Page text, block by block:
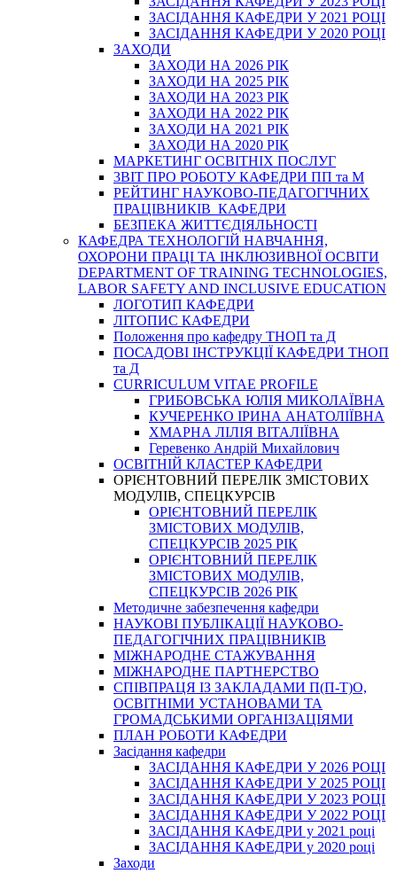
ЗАСІДАННЯ КАФЕДРИ У 2021 РОЦІ
ЗАСІДАННЯ КАФЕДРИ У 2020 РОЦІ
ЗАХОДИ
ЗАХОДИ НА 2026 РІК
ЗАХОДИ НА 2025 РІК
ЗАХОДИ НА 2023 РІК
ЗАХОДИ НА 2022 РІК
ЗАХОДИ НА 2021 РІК
ЗАХОДИ НА 2020 РІК
МАРКЕТИНГ ОСВІТНІХ ПОСЛУГ
3BIT ПРО РОБОТУ КАФЕДРИ ПП та М
РЕЙТИНГ НАУКОВО-ПЕДАГОГІЧНИХ
ПРАЦІВНИКІВ КАФЕДРИ
БЕЗПЕКА ЖИТТЄДІЯЛЬНОСТІ
КАФЕДРА ТЕХНОЛОГІЙ НАВЧАННЯ,
ОХОРОНИ ПРАЦІ ТА ІНКЛЮЗИВНОЇ ОСВІТИ
DEPARTMENT OF TRAINING TECHNOLOGIES,
LABOR SAFETY AND INCLUSIVE EDUCATION
ЛОГОТИП КАФЕДРИ
ЛІТОПИС КАФЕДРИ
Положення про кафедру ТНОП та Д
ПОСАДОВІ ІНСТРУКЦІЇ КАФЕДРИ ТНОП
та Д
CURRICULUM VITAE PROFILE
ГРИБОВСЬКА ЮЛІЯ МИКОЛАЇВНА
КУЧЕРЕНКО ІРИНА АНАТОЛІЇВНА
ХМАРНА ЛІЛІЯ ВІТАЛІЇВНА
Геревенко Андрій Михайлович
ОСВІТНІЙ КЛАСТЕР КАФЕДРИ
ОРІЄНТОВНИЙ ПЕРЕЛІК ЗМІСТОВИХ
МОДУЛІВ, СПЕЦКУРСІВ
ОРІЄНТОВНИЙ ПЕРЕЛІК
ЗМІСТОВИХ МОДУЛІВ,
СПЕЦКУРСІВ 2025 РІК
ОРІЄНТОВНИЙ ПЕРЕЛІК
ЗМІСТОВИХ МОДУЛІВ,
СПЕЦКУРСІВ 2026 РІК
Методичне забезпечення кафедри
НАУКОВІ ПУБЛІКАЦІЇ НАУКОВО-
ПЕДАГОГІЧНИХ ПРАЦІВНИКІВ
МІЖНАРОДНЕ СТАЖУВАННЯ
МІЖНАРОДНЕ ПАРТНЕРСТВО
СПІВПРАЦЯ ІЗ ЗАКЛАДАМИ П(П-Т)О,
ОСВІТНІМИ УСТАНОВАМИ ТА
ГРОМАДСЬКИМИ ОРГАНІЗАЦІЯМИ
ПЛАН РОБОТИ КАФЕДРИ
Засідання кафедри
ЗАСІДАННЯ КАФЕДРИ У 2026 РОЦІ
ЗАСІДАННЯ КАФЕДРИ У 2025 РОЦІ
ЗАСІДАННЯ КАФЕДРИ У 2023 РОЦІ
ЗАСІДАННЯ КАФЕДРИ У 2022 РОЦІ
ЗАСІДАННЯ КАФЕДРИ у 2021 році
ЗАСІДАННЯ КАФЕДРИ у 2020 році
Заходи